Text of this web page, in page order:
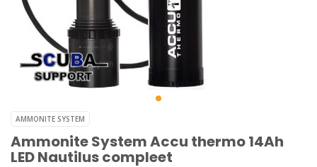
AMMONITE SYSTEM
Ammonite System Accu thermo 14Ah
LED Nautilus compleet